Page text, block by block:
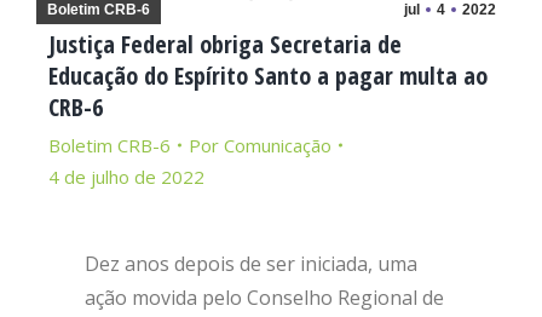
jul 4 2022
Boletim CRB-6
Justiça Federal obriga Secretaria de
Educação do Espírito Santo a pagar multa ao
CRB-6
Boletim CRB-6 Por Comunicação
4 de julho de 2022
Dez anos depois de ser iniciada, uma
ação movida pelo Conselho Regional de